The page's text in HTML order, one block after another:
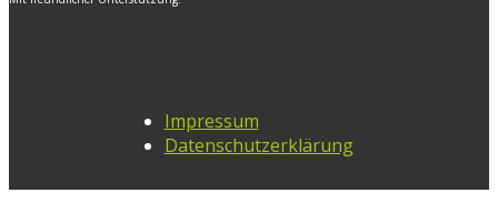
Impressum
Datenschutzerklärung